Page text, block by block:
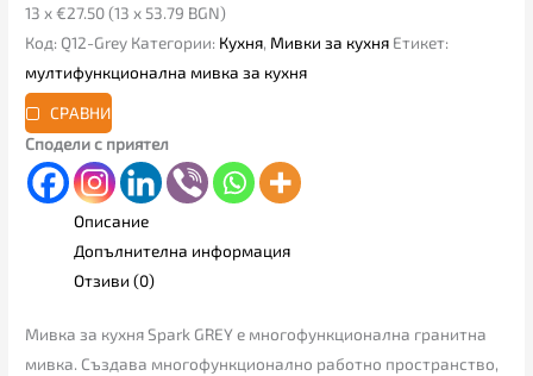
13 x €27.50 (13 x 53.79 BGN)
Код: Q12-Grey Категории: Кухня, Мивки за кухня Етикет:
мултифункционална мивка за кухня
СРАВНИ
Сподели с приятел
Описание
Допълнителна информация
Отзиви (0)
Мивка за кухня Spark GREY e многофункционална гранитна
мивка. Създава многофункционално работно пространство,